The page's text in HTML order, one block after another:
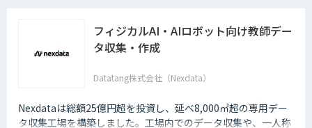
フィジカルAI・AIロボット向け教師デー
タ収集・作成
Datatang株式会社（Nexdata）
Nexdataは総額25億円超を投資し、延べ8,000㎡超の専用デー
タ収集工場を構築しました。工場内でのデータ収集や、一人称